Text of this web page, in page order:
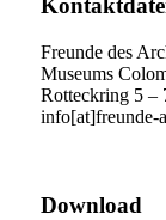
Freunde des
Museums
Rotteckring 5 –
info[at]freunde-
Download